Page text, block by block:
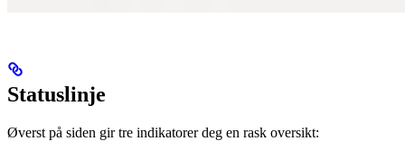
Statuslinje
Øverst på siden gir tre indikatorer deg en rask oversikt: